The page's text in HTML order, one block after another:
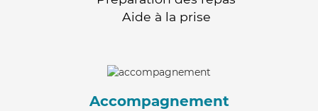
Aide à la prise
Accompagnement